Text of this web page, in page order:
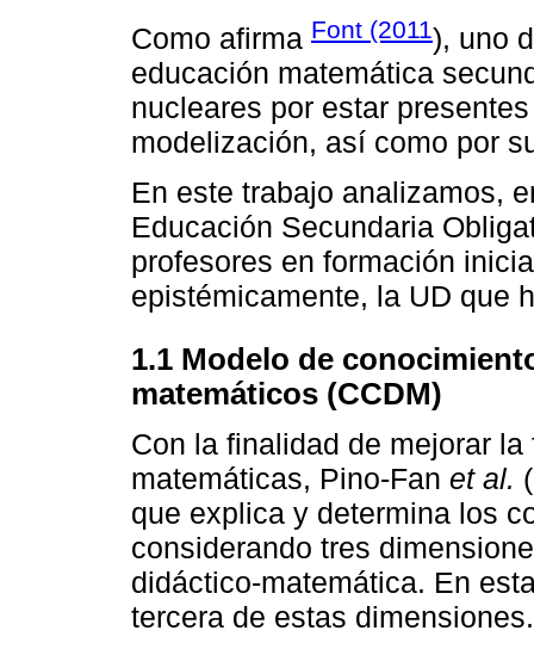
Como afirma Font (2011), uno
educación matemática
nucleares por estar
modelización, así como por
En este trabajo analizamos,
Educación Secundaria
profesores en formación
epistémicamente, la UD que
1.1 Modelo de
matemáticos (CCDM)
Con la finalidad de mejorar
matemáticas, Pino-Fan et al.
que explica y determina los
considerando tres
didáctico-matemática. En
tercera de estas dimensiones.